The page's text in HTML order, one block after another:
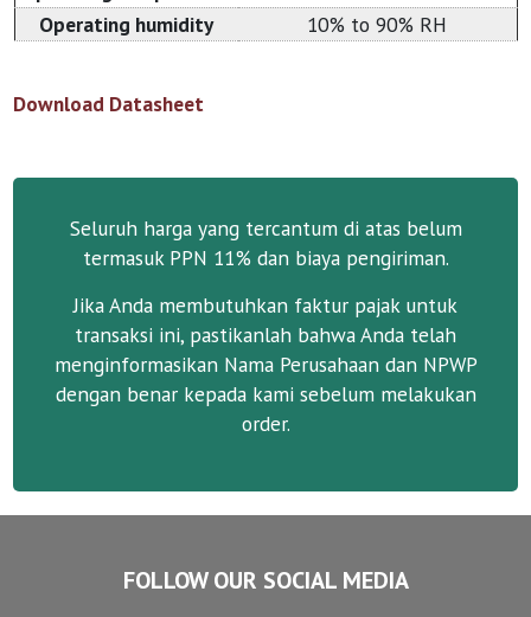
Operating humidity
10% to 90% RH
Download Datasheet
Seluruh harga yang tercantum di atas belum
termasuk PPN 11% dan biaya pengiriman.
Jika Anda membutuhkan faktur pajak untuk
transaksi ini, pastikanlah bahwa Anda telah
menginformasikan Nama Perusahaan dan NPWP
dengan benar kepada kami sebelum melakukan
order.
FOLLOW OUR SOCIAL MEDIA